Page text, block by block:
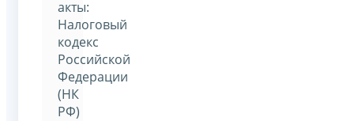
акты:
Налоговый
кодекс
Российской
Федерации
(НК
РФ)